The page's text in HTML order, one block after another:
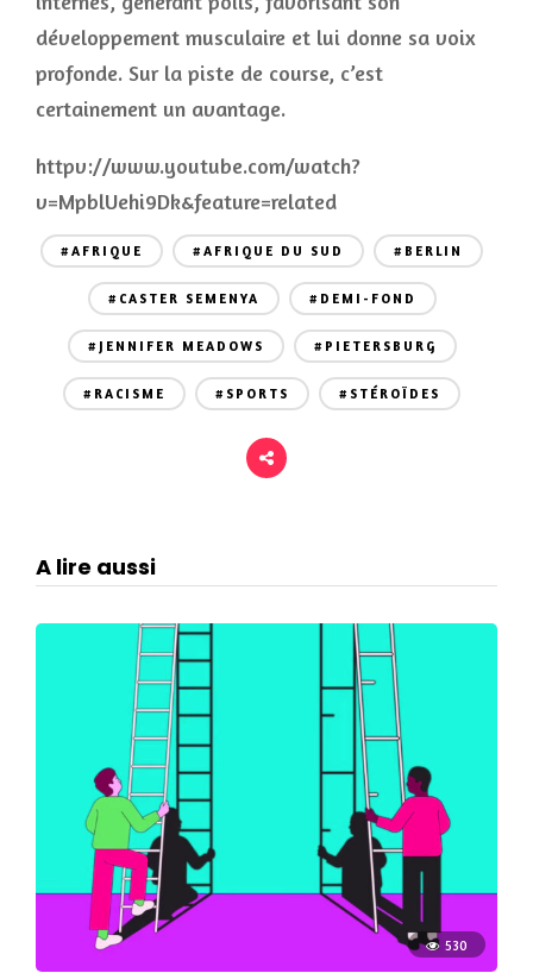
développement musculaire et lui donne sa voix
profonde. Sur la piste de course, c’est
certainement un avantage.
httpv://www.youtube.com/watch?
v=MpblUehi9Dk&feature=related
#AFRIQUE #AFRIQUE DU SUD #BERLIN
#CASTER SEMENYA #DEMI-FOND
#JENNIFER MEADOWS #PIETERSBURG
#RACISME #SPORTS #STÉROÏDES
A lire aussi
530